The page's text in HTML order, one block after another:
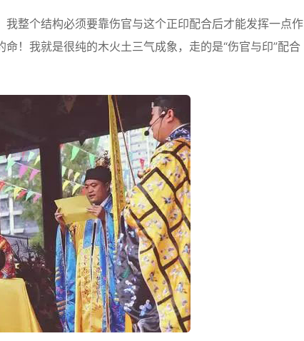
整个结构必须要靠伤官与这个正印配合后才能发挥一点作
！我就是很纯的木火土三气成象，走的是“伤官与印”配合